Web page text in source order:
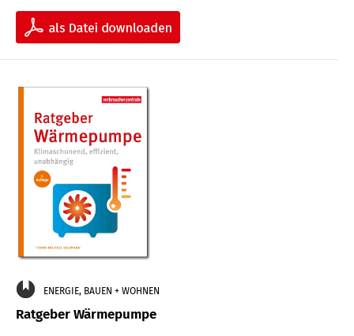
ENERGIE, BAUEN + WOHNEN
Ratgeber Wärmepumpe